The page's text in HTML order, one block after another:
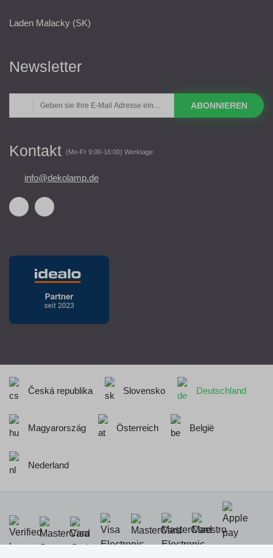
Laden Malacky (SK)
Newsletter
ABONNIEREN
Kontakt (Mo-Fr 9:00-16:00) Werktage
info@dekolamp.de
Česká republika Slovensko Deutschland
Magyarország Österreich België
Nederland